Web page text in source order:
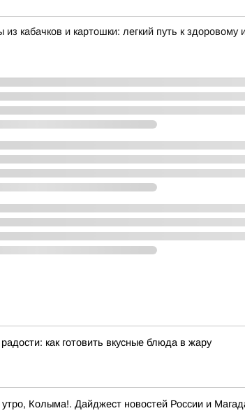
из кабачков и картошки: легкий путь к здоровому
как готовить вкусные блюда в жару
Колыма!. Дайджест новостей России и